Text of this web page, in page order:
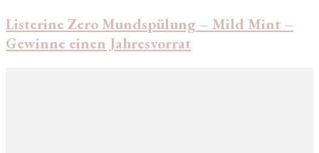
Listerine Zero Mundspülung – Mild Mint –
Gewinne einen Jahresvorrat